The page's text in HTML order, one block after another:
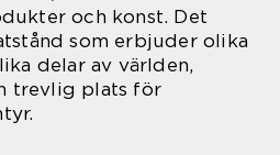
och konst. Det
som erbjuder olika
delar av världen,
trevlig plats för